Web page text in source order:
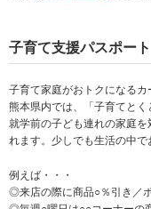
子育て支援パスポート
子育て家庭がおトクになるカ
熊本県内では、「子育てとく
就学前の子ども連れの家庭
れます。少しでも生活の中で
例えば・・・
◎来店の際に商品○％引き／